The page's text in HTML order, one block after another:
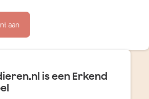
aan
is een Erkend